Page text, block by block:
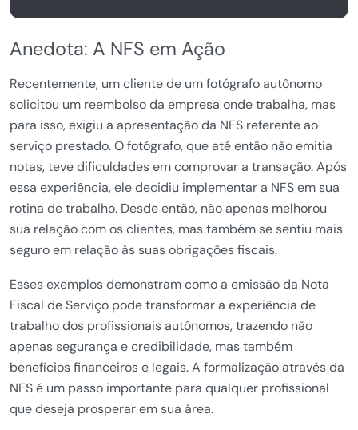
Anedota: A NFS em Ação
Recentemente, um cliente de um fotógrafo autônomo
solicitou um reembolso da empresa onde trabalha, mas
para isso, exigiu a apresentação da NFS referente ao
serviço prestado. O fotógrafo, que até então não emitia
notas, teve dificuldades em comprovar a transação. Após
essa experiência, ele decidiu implementar a NFS em sua
rotina de trabalho. Desde então, não apenas melhorou
sua relação com os clientes, mas também se sentiu mais
seguro em relação às suas obrigações fiscais.
Esses exemplos demonstram como a emissão da Nota
Fiscal de Serviço pode transformar a experiência de
trabalho dos profissionais autônomos, trazendo não
apenas segurança e credibilidade, mas também
benefícios financeiros e legais. A formalização através da
NFS é um passo importante para qualquer profissional
que deseja prosperar em sua área.